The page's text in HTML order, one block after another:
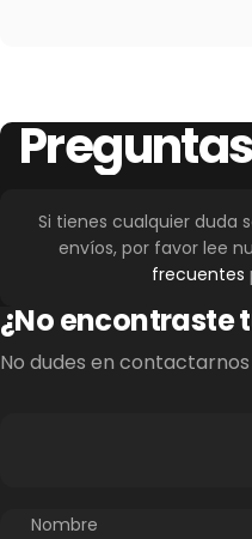
Preguntas
Si tienes cualquier duda
envíos, por favor lee
frecuentes
¿No encontraste
No dudes en contactarnos
Nombre